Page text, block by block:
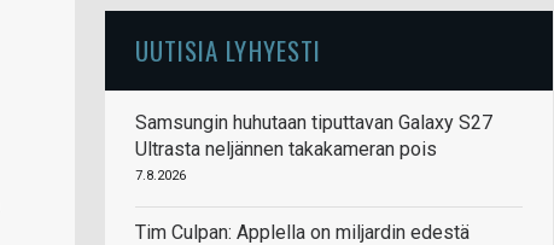
UUTISIA LYHYESTI
Samsungin huhutaan tiputtavan Galaxy S27
Ultrasta neljännen takakameran pois
7.8.2026
Tim Culpan: Applella on miljardin edestä